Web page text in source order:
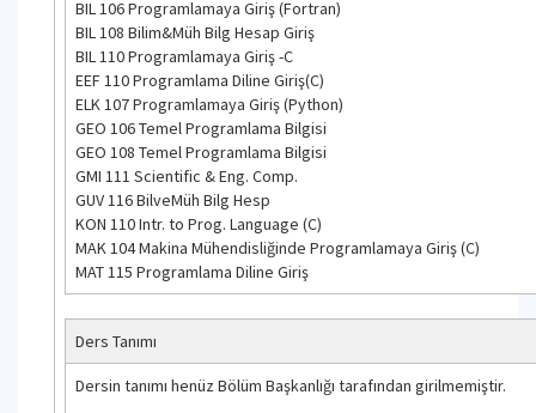
BIL 106 Programlamaya Giriş (Fortran)
BIL 108 Bilim&Müh Bilg Hesap Giriş
BIL 110 Programlamaya Giriş -C
EEF 110 Programlama Diline Giriş(C)
ELK 107 Programlamaya Giriş (Python)
GEO 106 Temel Programlama Bilgisi
GEO 108 Temel Programlama Bilgisi
GMI 111 Scientific & Eng. Comp.
GUV 116 BilveMüh Bilg Hesp
KON 110 Intr. to Prog. Language (C)
MAK 104 Makina Mühendisliğinde Programlamaya Giriş (C)
MAT 115 Programlama Diline Giriş
Ders Tanımı
Dersin tanımı henüz Bölüm Başkanlığı tarafından girilmemiştir.